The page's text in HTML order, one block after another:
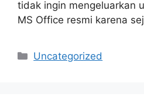
tidak ingin mengeluarkan
MS Office resmi karena
Categories
Uncategorized